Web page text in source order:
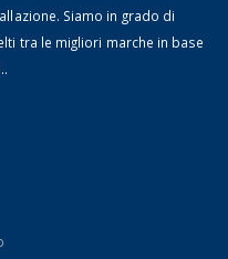
Siamo in grado di
tra le migliori marche in base